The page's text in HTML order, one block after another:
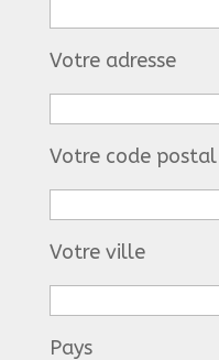
Votre adresse
Votre code postal
Votre ville
Pays